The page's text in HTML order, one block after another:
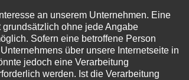
an unserem Unternehmen. Eine
ohne jede Angabe
Sofern eine betroffene Person
über unsere Internetseite in
jedoch eine Verarbeitung
werden. Ist die Verarbeitung